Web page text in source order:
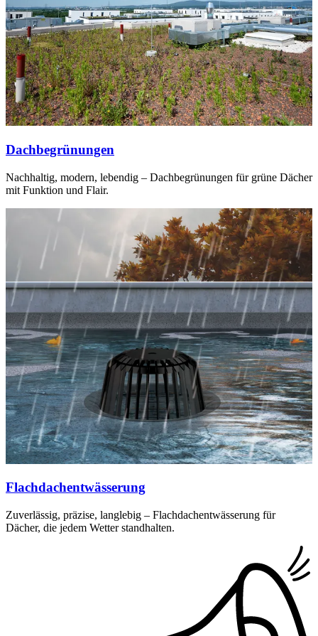
Dachbegrünungen
Nachhaltig, modern, lebendig – Dachbegrünungen für grüne Dächer
mit Funktion und Flair.
Flachdachentwässerung
Zuverlässig, präzise, langlebig – Flachdachentwässerung für
Dächer, die jedem Wetter standhalten.